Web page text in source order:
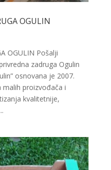
OGULIN
OGULIN Pošalji
zadruga Ogulin
osnovana je 2007.
malih proizvođača i
kvalitetnije,